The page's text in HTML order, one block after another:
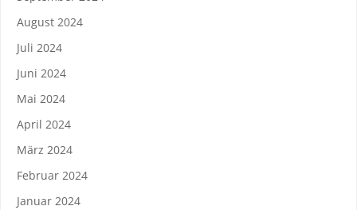
August 2024
Juli 2024
Juni 2024
Mai 2024
April 2024
März 2024
Februar 2024
Januar 2024